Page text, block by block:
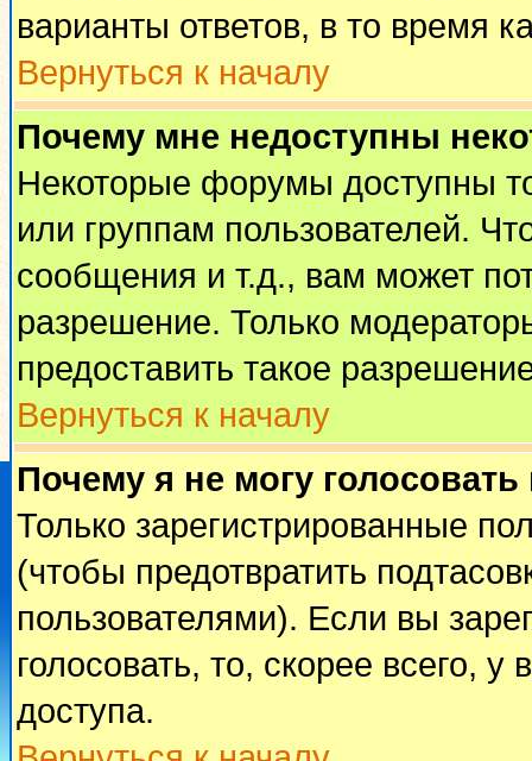
варианты ответов, в то время
Вернуться к началу
Почему мне недоступны
Некоторые форумы доступны
или группам пользователей.
сообщения и т.д., вам может
разрешение. Только
предоставить такое
Вернуться к началу
Почему я не могу
Только зарегистрированные
(чтобы предотвратить
пользователями). Если вы
голосовать, то, скорее всего,
доступа.